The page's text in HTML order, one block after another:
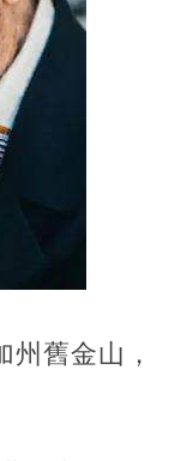
州舊金山，